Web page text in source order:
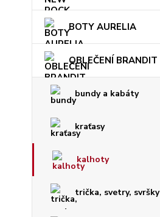
BOTY AURELIA
OBLEČENÍ BRANDIT
bundy a kabáty
kraťasy
kalhoty
trička, svetry, svršky